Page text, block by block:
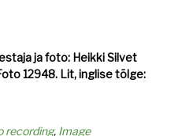
ja foto: Heikki Silvet
12948. Lit, inglise tõlge:
recording Image